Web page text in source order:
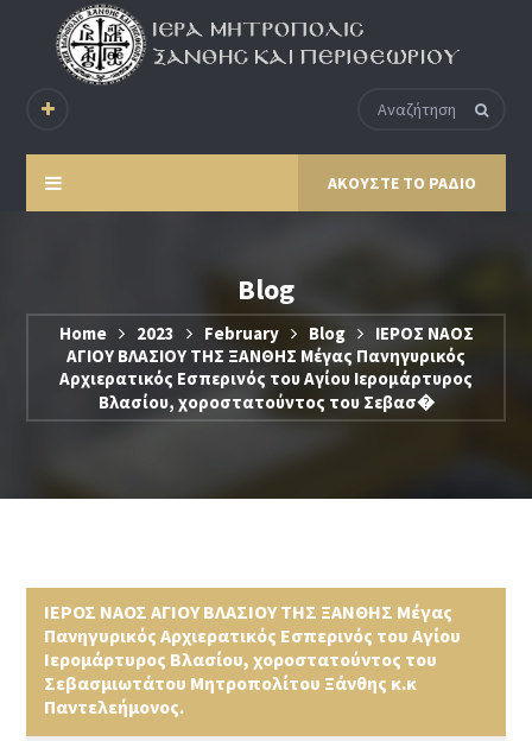
ΑΚΟΥΣΤΕ ΤΟ ΡΑΔΙΟ
Blog
Home 2023 February Blog
ΙΕΡΟΣ ΝΑΟΣ
ΑΓΙΟΥ ΒΛΑΣΙΟΥ ΤΗΣ ΞΑΝΘΗΣ Μέγας Πανηγυρικός
Αρχιερατικός Εσπερινός του Αγίου Ιερομάρτυρος
Βλασίου, χοροστατούντος του Σεβασ�
ΙΕΡΟΣ ΝΑΟΣ ΑΓΙΟΥ ΒΛΑΣΙΟΥ ΤΗΣ ΞΑΝΘΗΣ Μέγας
Πανηγυρικός Αρχιερατικός Εσπερινός του Αγίου
Ιερομάρτυρος Βλασίου, χοροστατούντος του
Σεβασμιωτάτου Μητροπολίτου Ξάνθης κ.κ
Παντελεήμονος.